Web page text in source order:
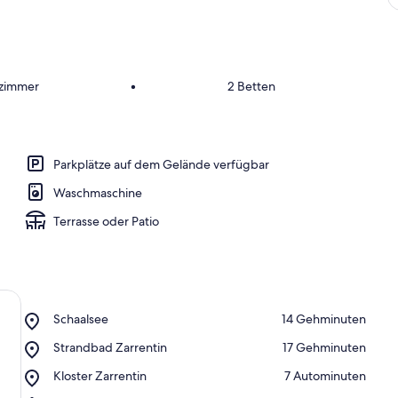
b
w
e
r
• 2 Betten
Parkplätze auf dem Gelände verfügbar
Waschmaschine
Terrasse oder Patio
Schaalsee
Place,
‪14 Gehminuten‬
Strandbad Zarrentin
Place,
Zarrentin
‪17 Gehminuten‬
Kloster Zarrentin
Place,
‪7 Autominuten‬